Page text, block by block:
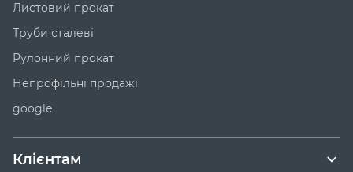
Листовий прокат
Труби сталеві
Рулонний прокат
Непрофільні продажі
google
Клієнтам